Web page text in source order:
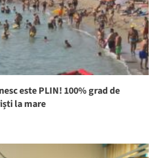
este PLIN! 100% grad de
la mare